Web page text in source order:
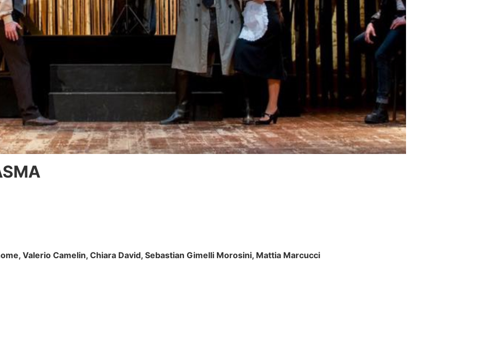
Valerio Camelin, Chiara David, Sebastian Gimelli Morosini, Mattia Marcucci